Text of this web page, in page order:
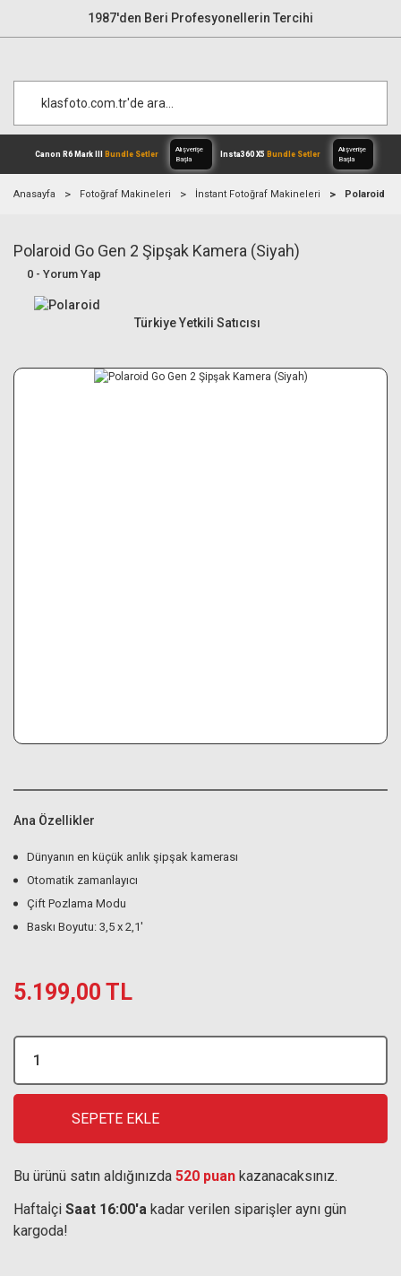
1987'den Beri Profesyonellerin Tercihi
Canon R6 Mark IIIBundle Setler
Alışverişe
Anasayfa Fotoğraf Makineleri İnstant Fotoğraf Makineleri Polaroid
Polaroid Go Gen 2 Şipşak Kamera (Siyah)
0 - Yorum Yap
Türkiye Yetkili Satıcısı
Ana Özellikler
Dünyanın en küçük anlık şipşak kamerası
Otomatik zamanlayıcı
Çift Pozlama Modu
Baskı Boyutu: 3,5 x 2,1'
5.199,00 TL
SEPETE EKLE
Bu ürünü satın aldığınızda 520 puan kazanacaksınız.
Haftaİçi Saat 16:00'a kadar verilen siparişler aynı gün
kargoda!